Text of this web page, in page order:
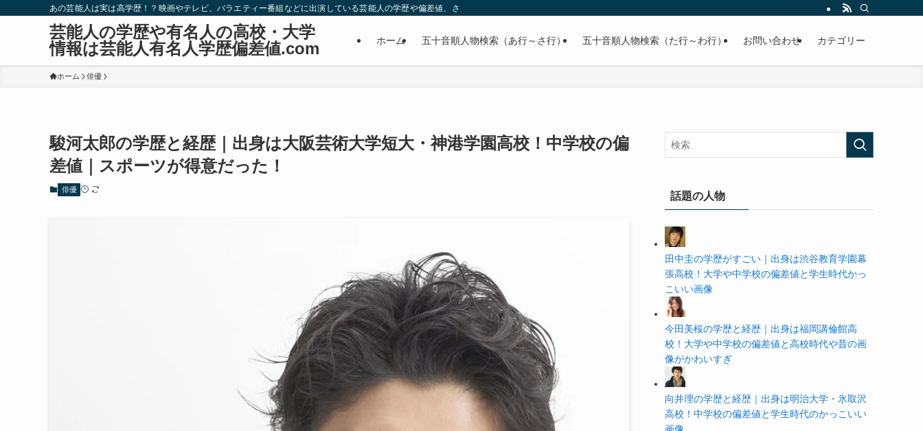
あの芸能人は実は高学歴！？映画やテレビ、バラエティー番組などに出演している芸能人の学歴や偏差値、さらに政治家やスポーツ選手などの有名人の学歴や高校・大学の偏差値まで紹介していきます。
芸能人の学歴や有名人の高校・大学
情報は芸能人有名人学歴偏差値.com
ホーム 五十音順人物検索（あ行～さ行） 五十音順人物検索（た行～わ行） お問い合わせ カテゴリー
ホーム 俳優
駿河太郎の学歴と経歴｜出身は大阪芸術大学短大・神港学園高校！中学校の偏
差値｜スポーツが得意だった！
俳優
話題の人物
田中圭の学歴がすごい｜出身は渋谷教育学園幕
張高校！大学や中学校の偏差値と学生時代かっ
こいい画像
今田美桜の学歴と経歴｜出身は福岡講倫館高
校！大学や中学校の偏差値と高校時代や昔の画
像がかわいすぎ
向井理の学歴と経歴｜出身は明治大学・氷取沢
高校！中学校の偏差値と学生時代のかっこいい